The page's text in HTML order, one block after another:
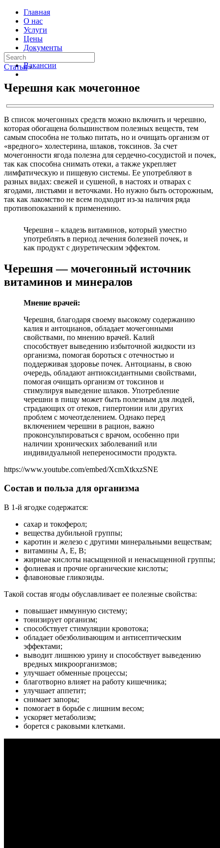
Главная
О нас
Услуги
Цены
Документы
Контакты
Вакансии
Статьи ›
Черешня как мочегонное
В список мочегонных средств можно включить и черешню,
которая обогащена большинством полезных веществ, тем
самым способна не только питать, но и очищать организм от
«вредного» холестерина, шлаков, токсинов. За счет
мочегонности ягода полезна для сердечно-сосудистой и почек,
так как способна снимать отеки, а также укрепляет
лимфатическую и пищевую системы. Ее употребляют в
разных видах: свежей и сушеной, в настоях и отварах с
ягодами, листьями и веточками. Но нужно быть осторожным,
так как лакомство не всем подходит из-за наличия ряда
противопоказаний к применению.
Черешня – кладезь витаминов, который уместно
употреблять в период лечения болезней почек, и
как продукт с диуретическим эффектом.
Черешня — мочегонный источник
витаминов и минералов
Мнение врачей:
Черешня, благодаря своему высокому содержанию
калия и антоцианов, обладает мочегонными
свойствами, по мнению врачей. Калий
способствует выведению избыточной жидкости из
организма, помогая бороться с отечностью и
поддерживая здоровье почек. Антоцианы, в свою
очередь, обладают антиоксидантными свойствами,
помогая очищать организм от токсинов и
стимулируя выведение шлаков. Употребление
черешни в пищу может быть полезным для людей,
страдающих от отеков, гипертонии или других
проблем с мочеотделением. Однако перед
включением черешни в рацион, важно
проконсультироваться с врачом, особенно при
наличии хронических заболеваний или
индивидуальной непереносимости продукта.
https://www.youtube.com/embed/XcmXtkxzSNE
Состав и польза для организма
В 1-й ягодке содержатся:
сахар и токоферол;
вещества дубильной группы;
каротин и железо с другими минеральными веществам;
витамины А, Е, В;
жирные кислоты насыщенной и ненасыщенной группы;
фолиевая и прочие органические кислоты;
флавоновые гликозиды.
Такой состав ягоды обуславливает ее полезные свойства:
повышает иммунную систему;
тонизирует организм;
способствует стимуляции кровотока;
обладает обезболивающим и антисептическим
эффектами;
выводит лишнюю урину и способствует выведению
вредных микроорганизмов;
улучшает обменные процессы;
благотворно влияет на работу кишечника;
улучшает аппетит;
снимает запоры;
помогает в борьбе с лишним весом;
ускоряет метаболизм;
борется с раковыми клетками.